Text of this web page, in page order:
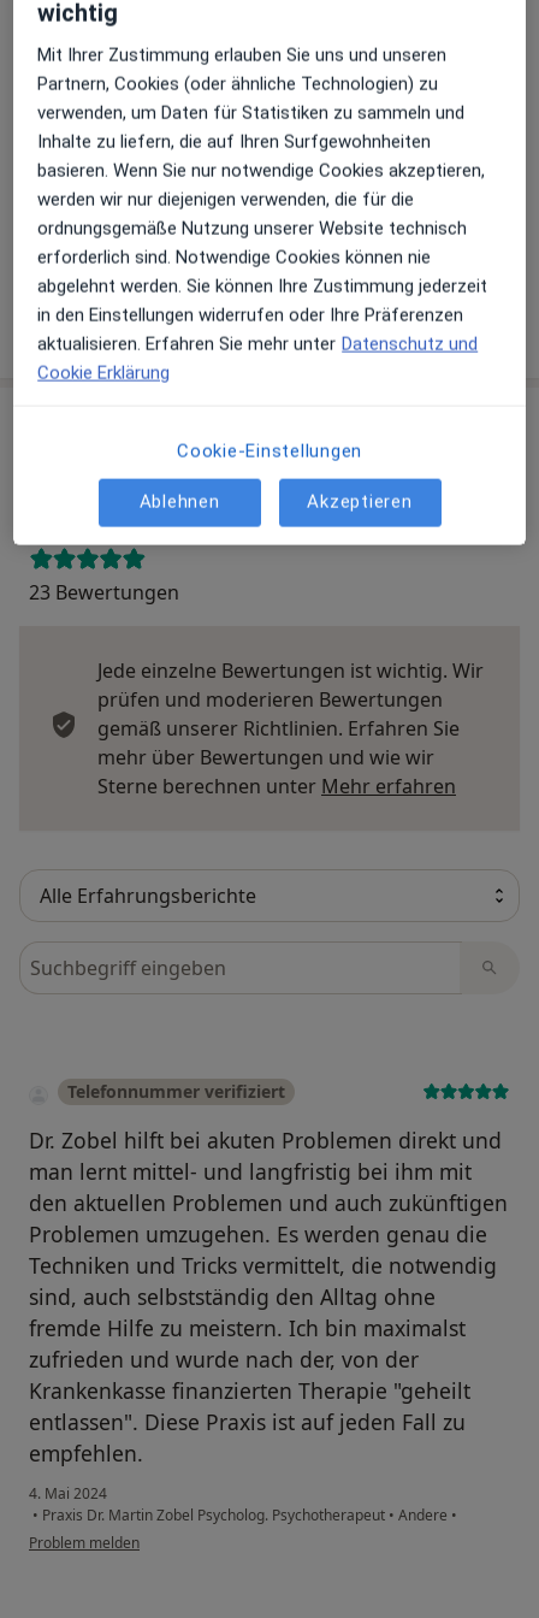
Zahlungsmodalitäten (private Besuche)
Akzeptierte Versicherungen
Details
Telefonnummer
0261...Telefonnummer anzeigen
0261 88...Telefonnummer anzeigen
Mehr Details anzeigen
über die Adresse
Bewerten
23 Bewertungen
Jede einzelne Bewertungen ist wichtig. Wir
prüfen und moderieren Bewertungen
gemäß unserer Richtlinien. Erfahren Sie
mehr über Bewertungen und wie wir
Sterne berechnen unter Mehr erfahren
Bewertungen durchsuchen
Telefonnummer verifiziert
Dr. Zobel hilft bei akuten Problemen direkt und
man lernt mittel- und langfristig bei ihm mit
den aktuellen Problemen und auch zukünftigen
Problemen umzugehen. Es werden genau die
Techniken und Tricks vermittelt, die notwendig
sind, auch selbstständig den Alltag ohne
fremde Hilfe zu meistern. Ich bin maximalst
zufrieden und wurde nach der, von der
Krankenkasse finanzierten Therapie "geheilt
entlassen". Diese Praxis ist auf jeden Fall zu
empfehlen.
4. Mai 2024
• Praxis Dr. Martin Zobel Psycholog. Psychotherapeut • Andere •
Problem melden
wichtig
Mit Ihrer Zustimmung erlauben Sie uns und unseren
Partnern, Cookies (oder ähnliche Technologien) zu
verwenden, um Daten für Statistiken zu sammeln und
Inhalte zu liefern, die auf Ihren Surfgewohnheiten
basieren. Wenn Sie nur notwendige Cookies akzeptieren,
werden wir nur diejenigen verwenden, die für die
ordnungsgemäße Nutzung unserer Website technisch
erforderlich sind. Notwendige Cookies können nie
abgelehnt werden. Sie können Ihre Zustimmung jederzeit
in den Einstellungen widerrufen oder Ihre Präferenzen
aktualisieren. Erfahren Sie mehr unter Datenschutz und
Cookie Erklärung
Cookie-Einstellungen
Ablehnen Akzeptieren